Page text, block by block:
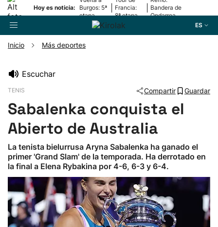
Hoy es noticia:
Burgos: 5ª
etapa
Francia:
8ª etapa
Bandera de
Ondarroa
ES
Pelota
Remo
Baloncesto
Ciclismo
Inicio Más deportes
Escuchar
TENIS Compartir Guardar
Sabalenka conquista el
Abierto de Australia
La tenista bielurrusa Aryna Sabalenka ha ganado el
primer 'Grand Slam' de la temporada. Ha derrotado en
la final a Elena Rybakina por 4-6, 6-3 y 6-4.